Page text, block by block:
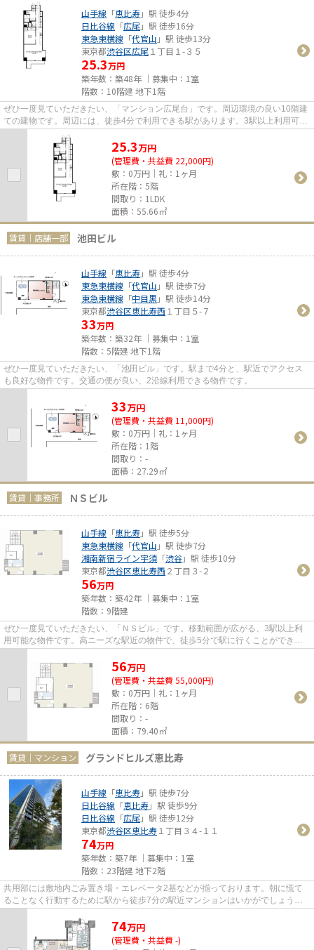
山手線 「恵比寿」駅 徒歩4分
日比谷線 「広尾」駅 徒歩16分
東急東横線 「代官山 」駅 徒歩13分
東京都渋谷区広尾１丁目１-３５
25.3万円
築年数：築48年 ｜募集中： 1室
階数：10階建 地下1階
ぜひ一度見ていただきたい、「マンション広尾台」です。周辺環境の良い10階建
ての建物です。周辺には、徒歩4分で利用できる駅があります。3駅以上利用可能
なので、とても利便性が高い...
25.3万円
(管理費・共益費 22,000円)
敷：0万円｜礼：1ヶ月
所在階：5階
間取り：1LDK
面積：55.66㎡
賃貸｜店舗一部 池田ビル
山手線 「恵比寿」駅 徒歩4分
東急東横線 「代官山 」駅 徒歩7分
東急東横線 「中目黒」駅 徒歩14分
東京都渋谷区恵比寿西 １丁目５-７
33万円
築年数：築32年 ｜募集中： 1室
階数：5階建 地下1階
ぜひ一度見ていただきたい、「池田ビル」です。駅まで4分と、駅近でアクセス
も良好な物件です。交通の便が良い、2沿線利用できる物件です。
33万円
(管理費・共益費 11,000円)
敷：0万円｜礼：1ヶ月
所在階：1階
間取り：-
面積：27.29㎡
賃貸｜事務所 ＮＳビル
山手線 「恵比寿」駅 徒歩5分
東急東横線 「代官山 」駅 徒歩7分
湘南新宿ライン宇須 「渋谷」駅 徒歩10分
東京都渋谷区恵比寿西 ２丁目３-２
56万円
築年数：築42年 ｜募集中： 1室
階数：9階建
ぜひ一度見ていただきたい、「ＮＳビル」です。移動範囲が広がる、3駅以上利
用可能な物件です。高ニーズな駅近の物件で、徒歩5分で駅に行くことができま
56万円
(管理費・共益費 55,000円)
敷：0万円｜礼：1ヶ月
所在階：6階
間取り：-
面積：79.40㎡
賃貸｜マンション グランドヒルズ恵比寿
山手線 「恵比寿」駅 徒歩7分
日比谷線 「恵比寿」駅 徒歩9分
日比谷線 「広尾」駅 徒歩12分
東京都渋谷区恵比寿１丁目３４-１１
74万円
築年数：築7年 ｜募集中： 1室
階数：23階建 地下2階
共用部には敷地内ごみ置き場・エレベータ2基などが揃っております。朝に慌て
ることなく行動するために駅から徒歩7分の駅近マンションはいかがでしょう
74万円
(管理費・共益費 -)